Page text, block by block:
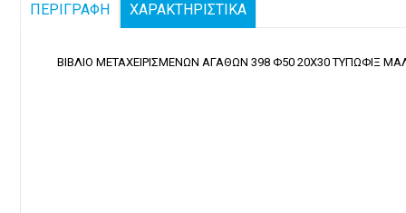
ΠΕΡΙΓΡΑΦΗ ΧΑΡΑΚΤΗΡΙΣΤΙΚΑ
ΒΙΒΛΙΟ ΜΕΤΑΧΕΙΡΙΣΜΕΝΩΝ ΑΓΑΘΩΝ 398 Φ50 20Χ30 ΤΥΠΩΦΙΞ